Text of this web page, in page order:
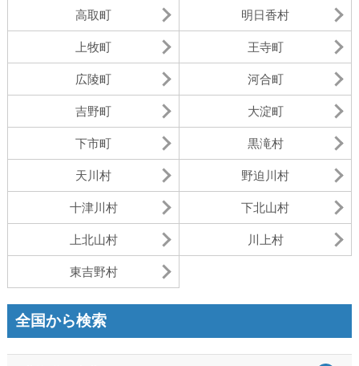
高取町 明日香村
上牧町 王寺町
広陵町 河合町
吉野町 大淀町
下市町 黒滝村
天川村 野迫川村
十津川村 下北山村
上北山村 川上村
東吉野村
全国から検索